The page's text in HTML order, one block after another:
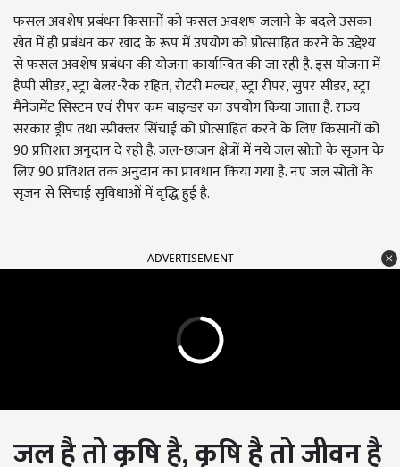
फसल अवशेष प्रबंधन किसानों को फसल अवशष जलाने के बदले उसका
खेत में ही प्रबंधन कर खाद के रूप में उपयोग को प्रोत्साहित करने के उद्देश्य
से फसल अवशेष प्रबंधन की योजना कार्यान्वित की जा रही है. इस योजना में
हैप्पी सीडर, स्ट्रा बेलर-रैक रहित, रोटरी मल्चर, स्ट्रा रीपर, सुपर सीडर, स्ट्रा
मैनेजमेंट सिस्टम एवं रीपर कम बाइन्डर का उपयोग किया जाता है. राज्य
सरकार ड्रीप तथा स्प्रीक्लर सिंचाई को प्रोत्साहित करने के लिए किसानों को
90 प्रतिशत अनुदान दे रही है. जल-छाजन क्षेत्रों में नये जल स्रोतो के सृजन के
लिए 90 प्रतिशत तक अनुदान का प्रावधान किया गया है. नए जल स्रोतो के
सृजन से सिंचाई सुविधाओं में वृद्धि हुई है.
ADVERTISEMENT
जल है तो कृषि है,कृषि है तो जीवन है